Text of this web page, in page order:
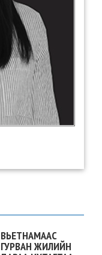
ВЬЕТНАМААС
ГУРВАН ЖИЛИЙН